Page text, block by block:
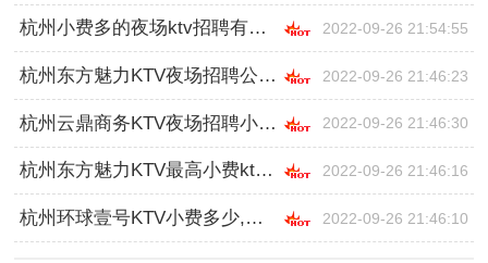
杭州小费多的夜场ktv招聘有哪些? 2022-09-26 21:54:55
杭州东方魅力KTV夜场招聘公主小费多少,一般在哪招聘 2022-09-26 21:46:23
杭州云鼎商务KTV夜场招聘小费高,跟领队还是直招 2022-09-26 21:46:30
杭州东方魅力KTV最高小费ktv夜场招聘,招聘电话 2022-09-26 21:46:16
杭州环球壹号KTV小费多少,工资是日结 2022-09-26 21:46:10